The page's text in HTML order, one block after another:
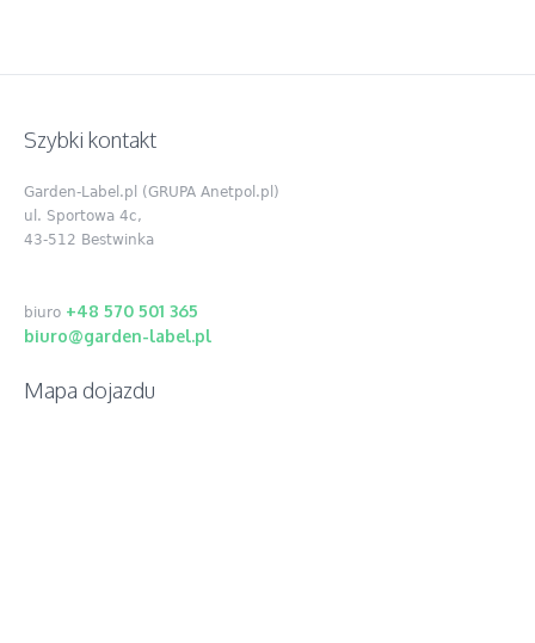
Szybki kontakt
Garden-Label.pl (GRUPA Anetpol.pl)
ul. Sportowa 4c,
43-512 Bestwinka
biuro +48 570 501 365
biuro@garden-label.pl
Mapa dojazdu